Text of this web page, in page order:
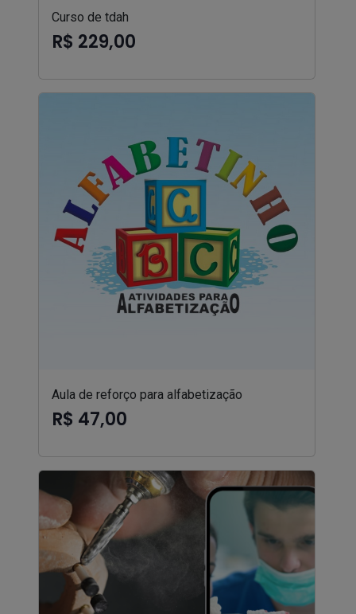
Curso de tdah
R$ 229,00
Aula de reforço para alfabetização
R$ 47,00